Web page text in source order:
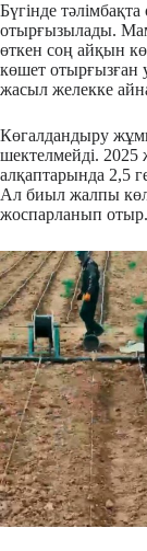
Бүгінде
отырғызылады.
өткен соң айқын
көшет отырғызған
жасыл желекке
Көгалдандыру
шектелмейді.
алқаптарында 2,5
Ал биыл жалпы
жоспарланып отыр.